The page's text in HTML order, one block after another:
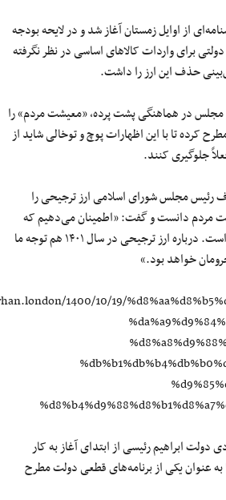
از اوایل زمستان آغاز شد و در لایحه بودجه
ارز دولتی برای واردات کالاهای اساسی در نظر نگرفته
حذف این ارز را داشت.
در هماهنگی پشت پرده، «معیشت مردم» را
کرده تا با این اظهارات پوچ و توخالی شاید از
جلوگیری کنند.
رئیس مجلس شورای اسلامی ارز ترجیحی را
مردم دانست و گفت: «اطمینان می‌دهیم که
دغدغه اول ما معیشت مردم است. درباره ارز ترجیحی در سال ۱۴۰۱ هم توجه ما
خواهد بود.»
1400/10/19/
دولت ابراهیم رئیسی از ابتدای آغاز به کار
عنوان یکی از برنامه‌های قطعی دولت مطرح